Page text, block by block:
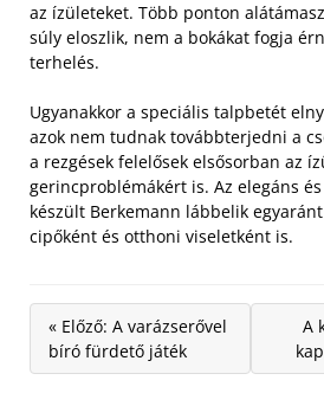
az ízületeket. Több ponton
súly eloszlik, nem a bokákat fogja
terhelés.
Ugyanakkor a speciális talpbetét
azok nem tudnak továbbterjedni a
a rezgések felelősek elsősorban az
gerincproblémákért is. Az elegáns
készült Berkemann lábbelik
cipőként és otthoni viseletként is.
« Előző: A varázserővel
bíró fürdető játék
A